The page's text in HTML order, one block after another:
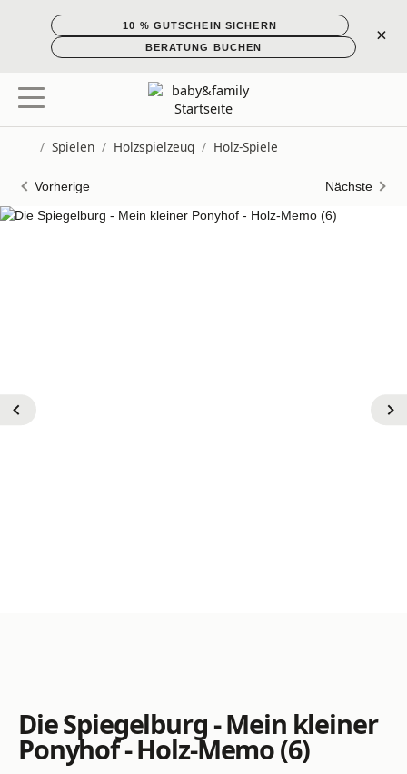
10 % GUTSCHEIN SICHERN
BERATUNG BUCHEN
×
/ Spielen / Holzspielzeug / Holz-Spiele
Vorherige Nächste
Die Spiegelburg - Mein kleiner
Ponyhof - Holz-Memo (6)